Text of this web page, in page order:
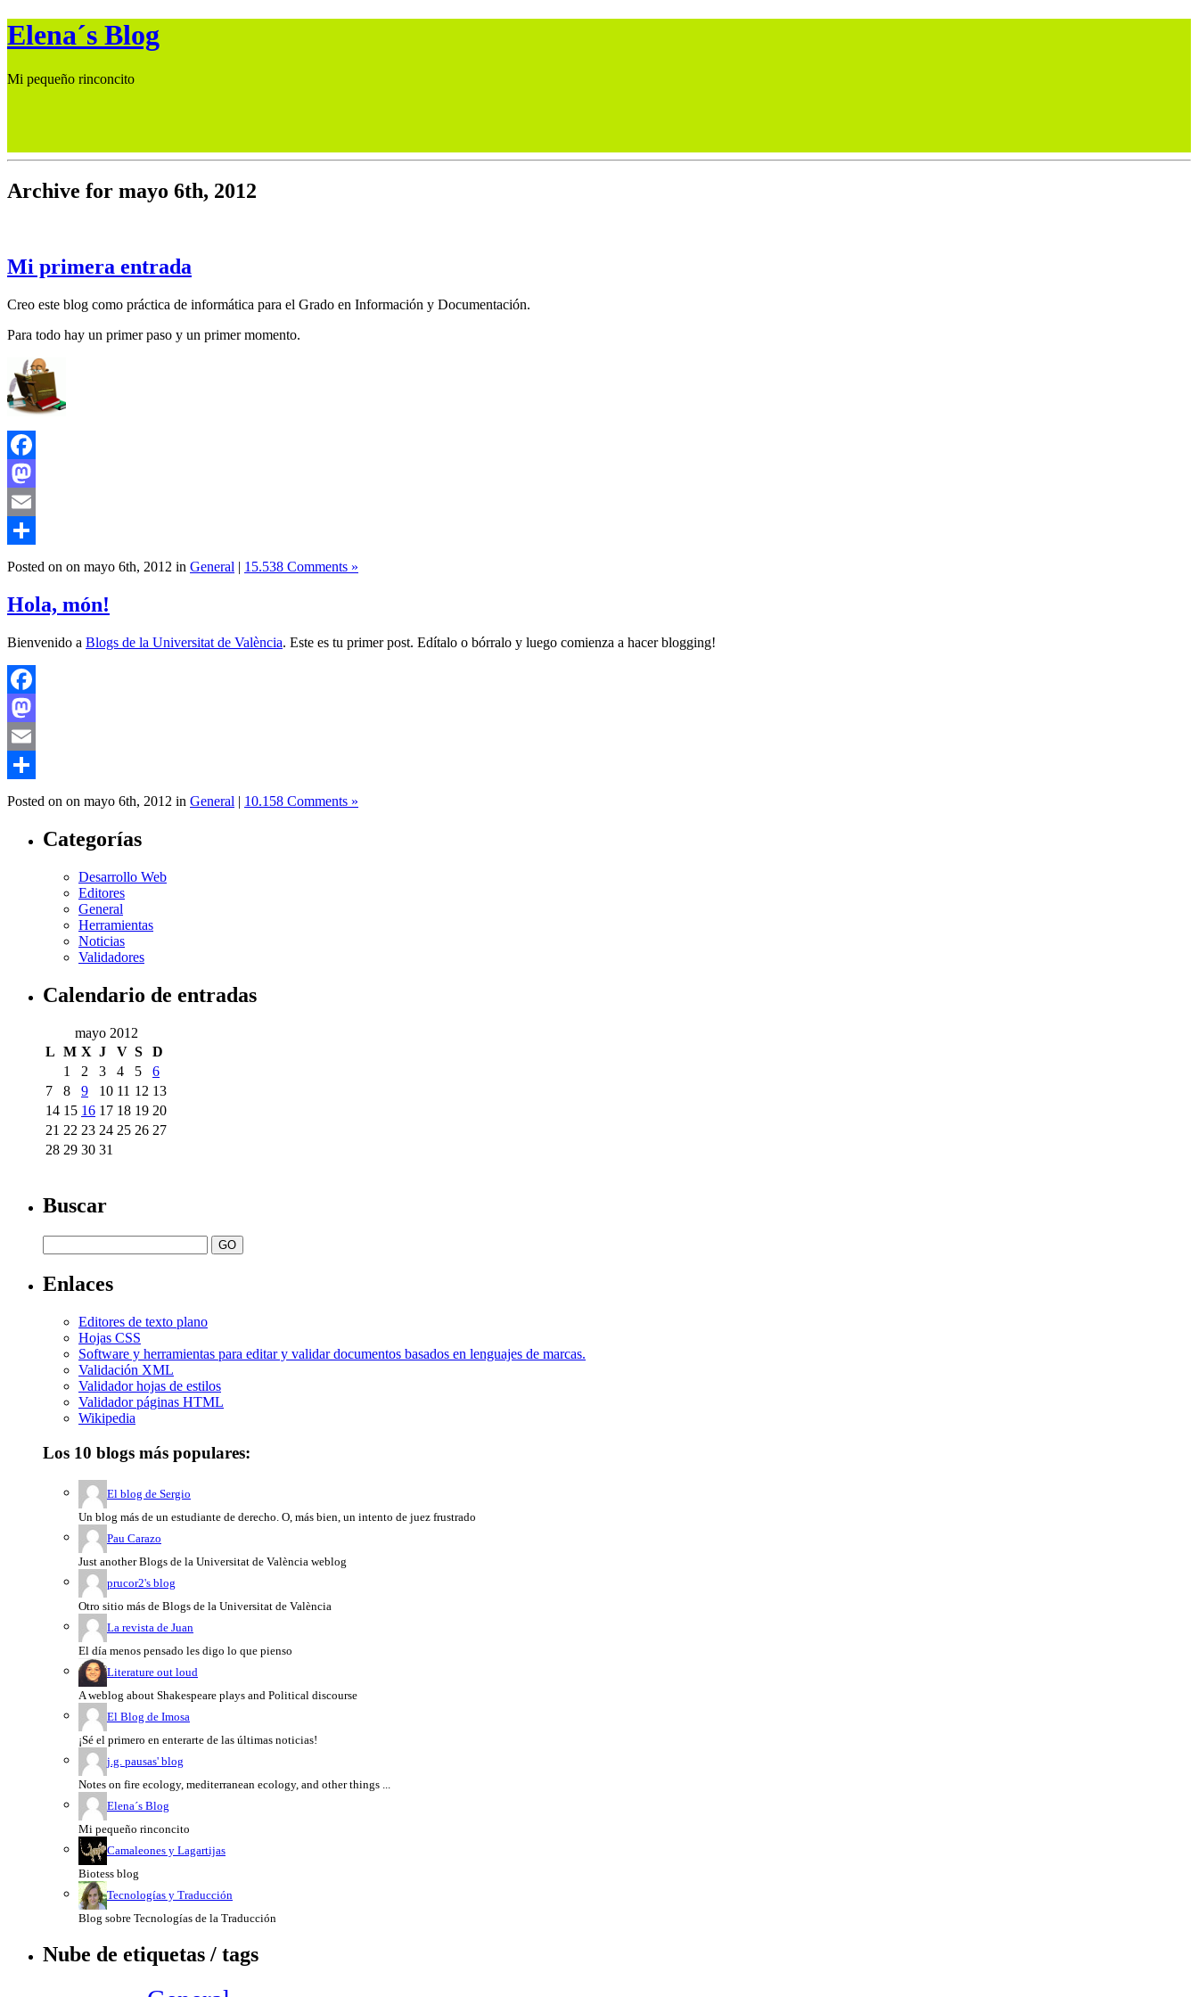
Elena´s Blog
Mi pequeño rinconcito
Archive for mayo 6th, 2012
Mi primera entrada
Creo este blog como práctica de informática para el Grado en Información y Documentación.
Para todo hay un primer paso y un primer momento.
Facebook
Mastodon
Email
Compartir
Posted on on mayo 6th, 2012 in General | 15.538 Comments »
Hola, món!
Bienvenido a Blogs de la Universitat de València. Este es tu primer post. Edítalo o bórralo y luego comienza a hacer blogging!
Facebook
Mastodon
Email
Compartir
Posted on on mayo 6th, 2012 in General | 10.158 Comments »
Categorías
Desarrollo Web
Editores
General
Herramientas
Noticias
Validadores
Calendario de entradas
mayo 2012
L M X J V S
D
1
2 3 4 5
6
7
8 9 10 11 12 13
14 15 16 17 18 19 20
21 22 23 24 25 26 27
28 29 30 31
Buscar
Enlaces
Editores de texto plano
Hojas CSS
Software y herramientas para editar y validar documentos basados en lenguajes de marcas.
Validación XML
Validador hojas de estilos
Validador páginas HTML
Wikipedia
Los 10 blogs más populares:
El blog de Sergio
Un blog más de un estudiante de derecho. O, más bien, un intento de juez frustrado
Pau Carazo
Just another Blogs de la Universitat de València weblog
prucor2's blog
Otro sitio más de Blogs de la Universitat de València
La revista de Juan
El día menos pensado les digo lo que pienso
Literature out loud
A weblog about Shakespeare plays and Political discourse
El Blog de Imosa
¡Sé el primero en enterarte de las últimas noticias!
j.g. pausas' blog
Notes on fire ecology, mediterranean ecology, and other things ...
Elena´s Blog
Mi pequeño rinconcito
Camaleones y Lagartijas
Biotess blog
Tecnologías y Traducción
Blog sobre Tecnologías de la Traducción
Nube de etiquetas / tags